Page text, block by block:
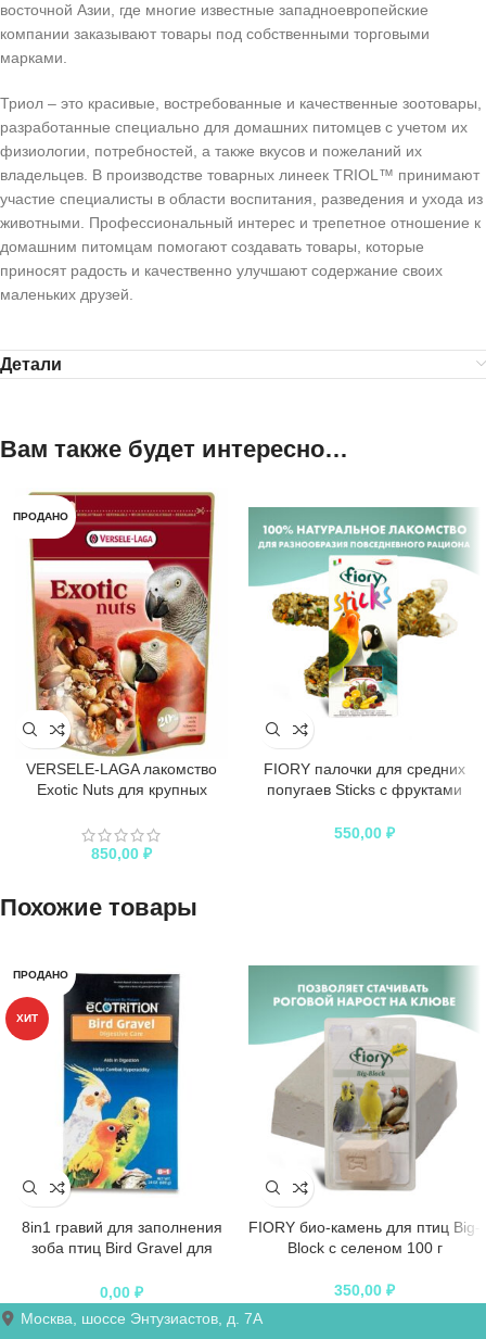
восточной Азии, где многие известные западноевропейские
компании заказывают товары под собственными торговыми
марками.
Триол – это красивые, востребованные и качественные зоотовары,
разработанные специально для домашних питомцев с учетом их
физиологии, потребностей, а также вкусов и пожеланий их
владельцев. В производстве товарных линеек TRIOL™ принимают
участие специалисты в области воспитания, разведения и ухода из
животными. Профессиональный интерес и трепетное отношение к
домашним питомцам помогают создавать товары, которые
приносят радость и качественно улучшают содержание своих
маленьких друзей.
Детали
Вам также будет интересно…
ПРОДАНО
VERSELE-LAGA лакомство
Exotic Nuts для крупных
850,00 ₽
FIORY палочки для средних
попугаев Sticks с фруктами
550,00 ₽
Похожие товары
ПРОДАНО
ХИТ
8in1 гравий для заполнения
зоба птиц Bird Gravel для
попугаев 680 г
0,00 ₽
FIORY био-камень для птиц Big-
Block с селеном 100 г
350,00 ₽
Москва, шоссе Энтузиастов, д. 7А